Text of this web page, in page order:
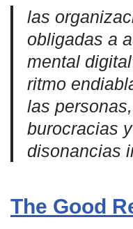
las
obligadas a
mental
ritmo
las
burocracias
disonancias
The Good